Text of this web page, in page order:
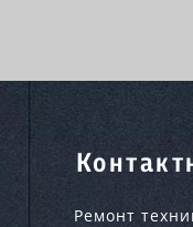
Ремонт